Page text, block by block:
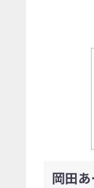
岡田